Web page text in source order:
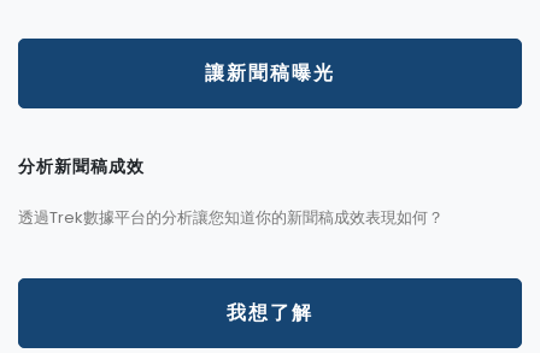
讓新聞稿曝光
分析新聞稿成效
透過Trek數據平台的分析讓您知道你的新聞稿成效表現如何？
我想了解